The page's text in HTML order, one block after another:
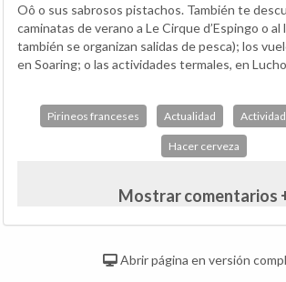
Oô o sus sabrosos pistachos. También te
caminatas de verano a Le Cirque d’Espingo o al
también se organizan salidas de pesca); los
en Soaring; o las actividades termales, en
Pirineos franceses Actualidad
Hacer cerveza
Mostrar comentarios
Abrir página en versión